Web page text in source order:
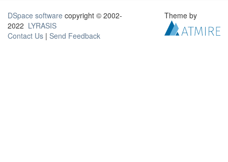
DSpace software copyright © 2002-
2022 LYRASIS
Contact Us | Send Feedback
Theme by